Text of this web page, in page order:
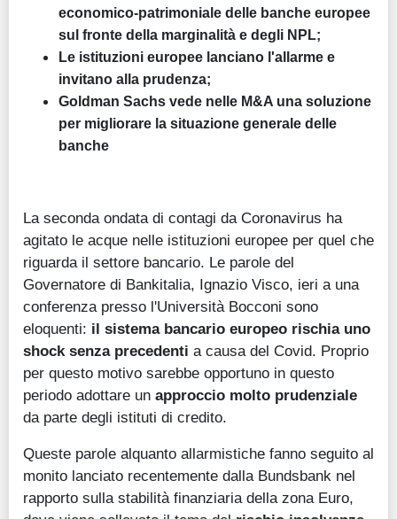
economico-patrimoniale delle banche europee
sul fronte della marginalità e degli NPL;
Le istituzioni europee lanciano l'allarme e
invitano alla prudenza;
Goldman Sachs vede nelle M&A una soluzione
per migliorare la situazione generale delle
banche
La seconda ondata di contagi da Coronavirus ha
agitato le acque nelle istituzioni europee per quel che
riguarda il settore bancario. Le parole del
Governatore di Bankitalia, Ignazio Visco, ieri a una
conferenza presso l'Università Bocconi sono
eloquenti: il sistema bancario europeo rischia uno
shock senza precedenti a causa del Covid. Proprio
per questo motivo sarebbe opportuno in questo
periodo adottare un approccio molto prudenziale
da parte degli istituti di credito.
Queste parole alquanto allarmistiche fanno seguito al
monito lanciato recentemente dalla Bundsbank nel
rapporto sulla stabilità finanziaria della zona Euro,